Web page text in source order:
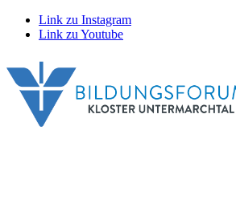
Link zu Instagram
Link zu Youtube